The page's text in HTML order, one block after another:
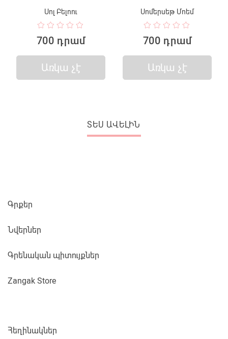
Սոլ Բելոու
700 դրամ
Առկա չէ
Սոմերսեթ Մոեմ
700 դրամ
Առկա չէ
ՏԵՍ ԱՎԵԼԻՆ
Գրքեր
Նվերներ
Գրենական պիտույքներ
Zangak Store
Հեղինակներ